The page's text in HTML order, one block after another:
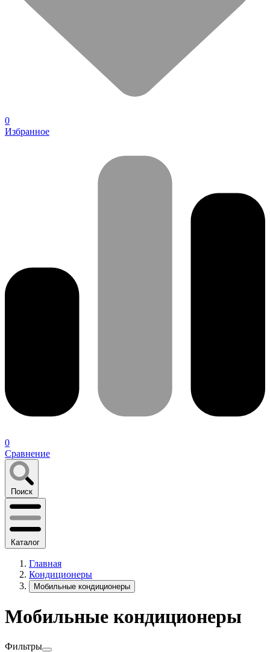
0
Избранное
0
Сравнение
Поиск
Каталог
Главная
Кондиционеры
Мобильные кондиционеры
Мобильные кондиционеры
Фильтры